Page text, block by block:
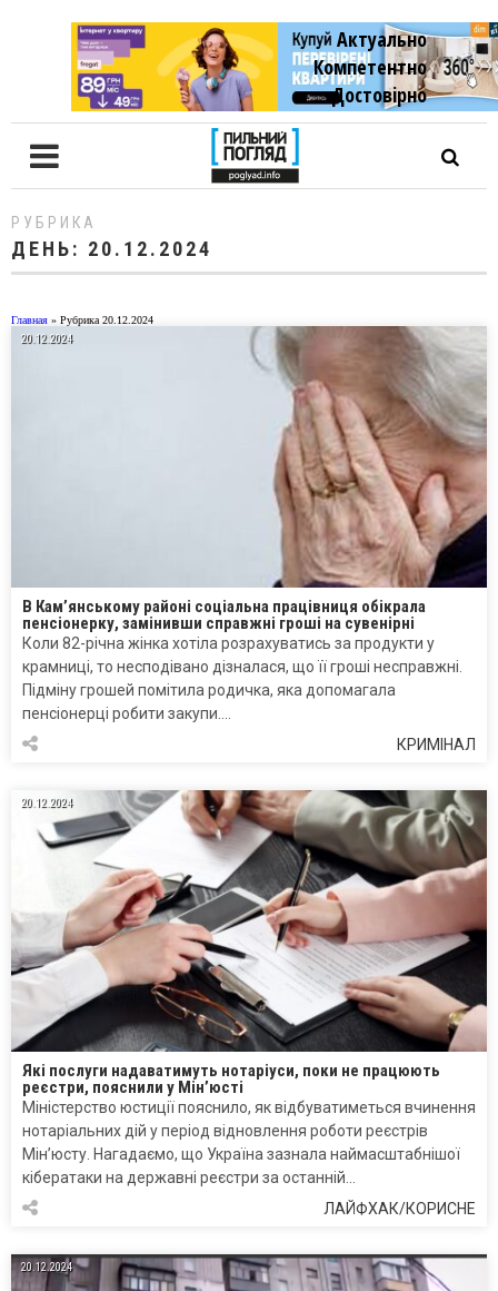
Актуально
Компетентно
Достовiрно
РУБРИКА
ДЕНЬ: 20.12.2024
Главная » Рубрика 20.12.2024
20.12.2024
В Кам’янському районі соціальна працівниця обікрала
пенсіонерку, замінивши справжні гроші на сувенірні
Коли 82-річна жінка хотіла розрахуватись за продукти у
крамниці, то несподівано дізналася, що її гроші несправжні.
Підміну грошей помітила родичка, яка допомагала
пенсіонерці робити закупи….
КРИМІНАЛ
20.12.2024
Які послуги надаватимуть нотаріуси, поки не працюють
реєстри, пояснили у Мін’юсті
Міністерство юстиції пояснило, як відбуватиметься вчинення
нотаріальних дій у період відновлення роботи реєстрів
Мін’юсту. Нагадаємо, що Україна зазнала наймасштабнішої
кібератаки на державні реєстри за останній…
ЛАЙФХАК/КОРИСНЕ
20.12.2024